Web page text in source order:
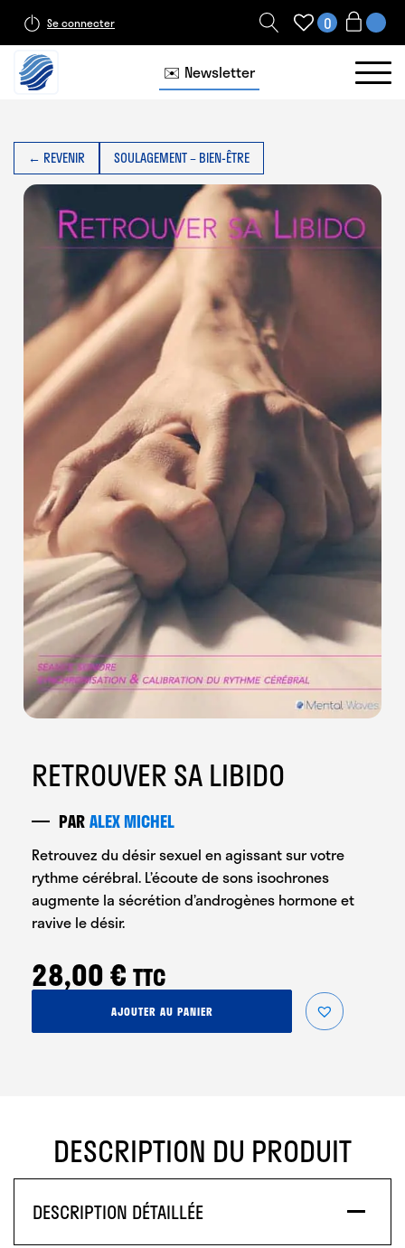
Se connecter 0
✉️ Newsletter
← REVENIR SOULAGEMENT – BIEN-ÊTRE
RETROUVER SA LIBIDO
PARALEX MICHEL
Retrouvez du désir sexuel en agissant sur votre
rythme cérébral. L’écoute de sons isochrones
augmente la sécrétion d’androgènes hormone et
ravive le désir.
28,00€ TTC
AJOUTER AU PANIER
DESCRIPTION DU PRODUIT
DESCRIPTION DÉTAILLÉE